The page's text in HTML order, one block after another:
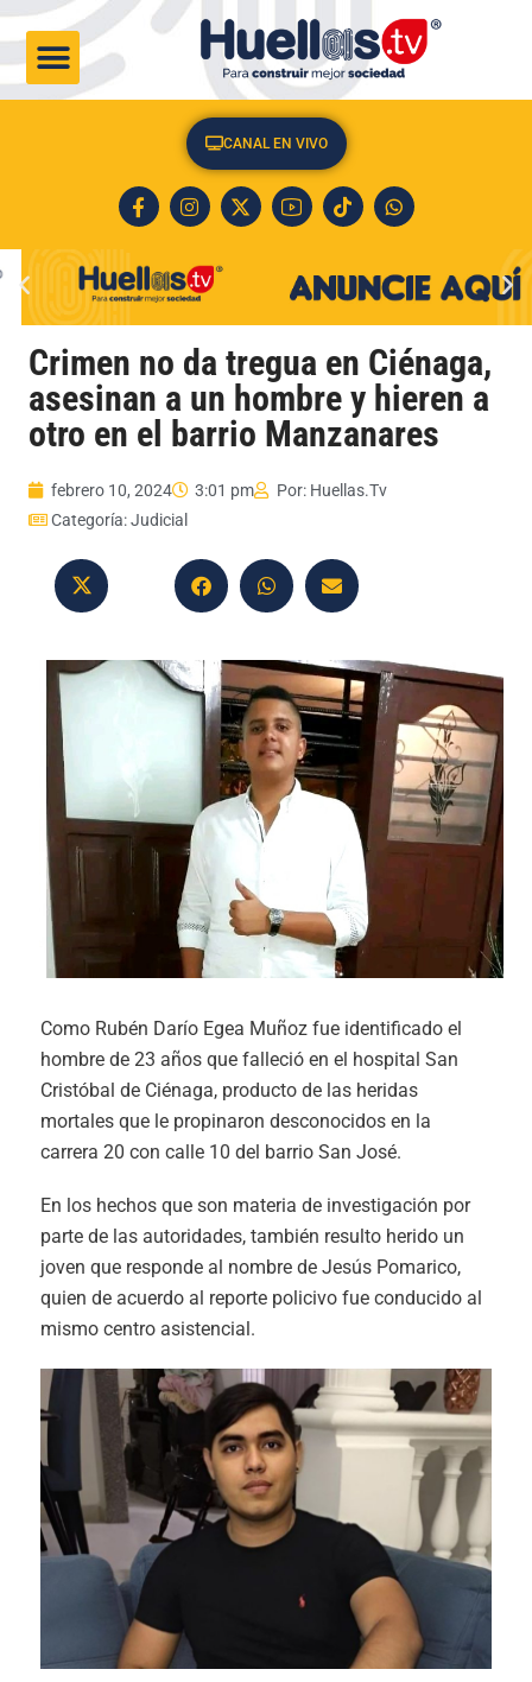
CANAL EN VIVO
Crimen no da tregua en Ciénaga,
asesinan a un hombre y hieren a
otro en el barrio Manzanares
febrero 10, 2024 3:01 pm Por: Huellas.Tv
Categoría:Judicial
Como Rubén Darío Egea Muñoz fue identificado el
hombre de 23 años que falleció en el hospital San
Cristóbal de Ciénaga, producto de las heridas
mortales que le propinaron desconocidos en la
carrera 20 con calle 10 del barrio San José.
En los hechos que son materia de investigación por
parte de las autoridades, también resulto herido un
joven que responde al nombre de Jesús Pomarico,
quien de acuerdo al reporte policivo fue conducido al
mismo centro asistencial.